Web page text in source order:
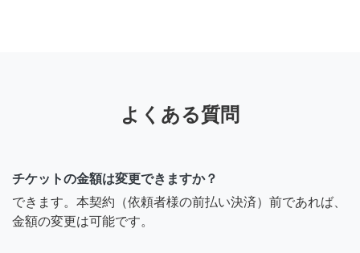
よくある質問
チケットの金額は変更できますか？
できます。本契約（依頼者様の前払い決済）前であれば、
金額の変更は可能です。